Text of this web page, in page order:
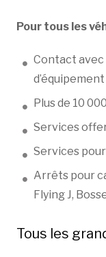
Pour tous les
Contact
d’équipement
Plus de 10
Services
Services
Arrêts pour
Flying J,
Tous les